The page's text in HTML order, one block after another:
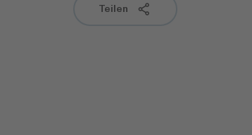
Teilen